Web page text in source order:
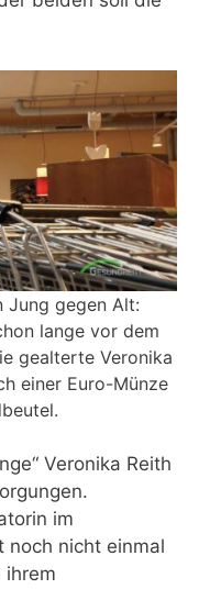
Jung gegen Alt:
lange vor dem
gealterte Veronika
einer Euro-Münze
Veronika Reith
im
noch nicht einmal
ihrem